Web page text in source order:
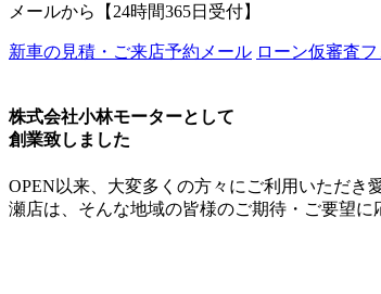
メールから【24時間365日受付】
新車の見積・ご来店予約メール ローン仮審査
株式会社小林モーターとして
創業致しました
OPEN以来、大変多くの方々にご利用いただ
瀬店は、そんな地域の皆様のご期待・ご要望に